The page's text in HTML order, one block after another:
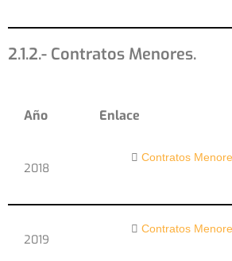
2.1.2.- Contratos Menores.
Año Enlace
2018
Contratos
2019
Contratos